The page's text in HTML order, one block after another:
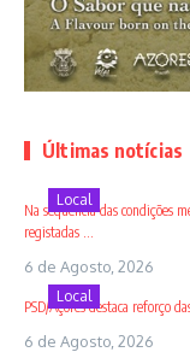
Últimas notícias
Local
Na sequência das condições
registadas ...
6 de Agosto, 2026
Local
PSD/Açores destaca reforço
6 de Agosto, 2026